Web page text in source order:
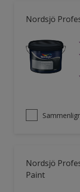
Nordsjö
Nordsjö
Paint